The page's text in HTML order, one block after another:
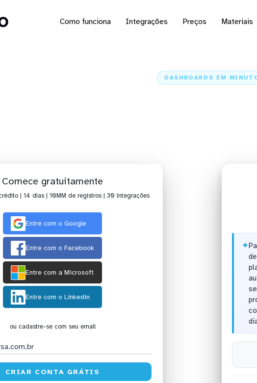
Como funciona Integrações Preços Materiais
DASHBOARDS EM
Comece gratuitamente
| 14 dias | 10MM de registros | 30 integrações
Entre com o Google
Entre com o Facebook
Entre com a Microsoft
Entre com o Linkedin
ou cadastre-se com seu email
✦